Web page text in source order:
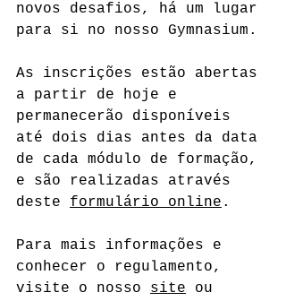
novos desafios, há um lugar
para si no nosso Gymnasium.
As inscrições estão abertas
a partir de hoje e
permanecerão disponíveis
até dois dias antes da data
de cada módulo de formação,
e são realizadas através
deste formulário online .
Para mais informações e
conhecer o regulamento,
visite o nosso site ou